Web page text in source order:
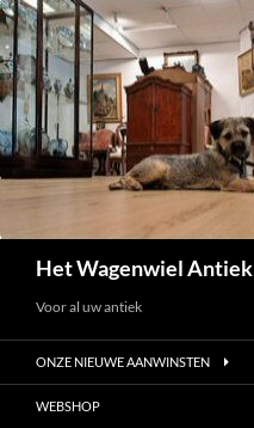
Het Wagenwiel Antiek
Voor al uw antiek
ONZE NIEUWE AANWINSTEN
WEBSHOP